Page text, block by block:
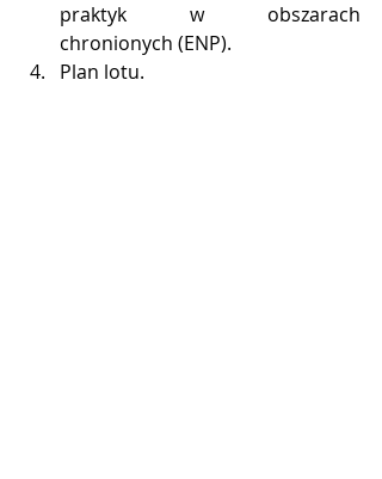
praktyk w obszarach
chronionych (ENP).
Plan lotu.